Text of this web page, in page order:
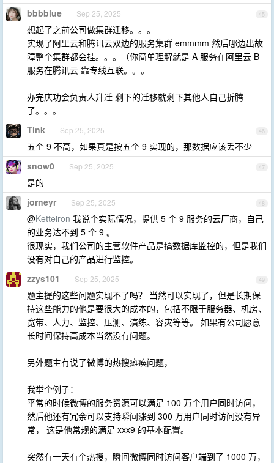
45
bbbblue Sep 25, 2025
想起了之前公司做集群迁移。。。
实现了阿里云和腾讯云双边的服务集群 emmmm 然后哪边出故
障整个集群都会挂。。。（你简单理解就是 A 服务在阿里云 B
服务在腾讯云 靠专线互联。。。
办完庆功会负责人升迁 剩下的迁移就剩下其他人自己折腾
了。。。
46
Tink Sep 25, 2025
五个 9 不高，如果真是按五个 9 实现的，那数据应该丢不少
47
snow0 Sep 25, 2025
是的
48
jorneyr Sep 25, 2025
@Ketteiron 我说个实际情况，提供 5 个 9 服务的云厂商，自己
的业务达不到 5 个 9 。
很现实，我们公司的主营软件产品是搞数据库监控的，但是我们
没有对自己的产品进行监控。
49
zzys101 Sep 25, 2025
题主提的这些问题实现不了吗？ 当然可以实现了，但是长期保
持这些能力的他是要很大的成本的，包括不限于服务器、机房、
宽带、人力、监控、压测、演练、容灾等等。 如果有公司愿意
长时间保持高成本当然没有问题。
另外题主有说了微博的热搜瘫痪问题，
我举个例子：
平常的时候微博的服务资源可以满足 100 万个用户同时访问，
然后他还有冗余可以支持瞬间涨到 300 万用户同时访问没有异
常， 这是他常规的满足 xxx9 的基本配置。
突然有一天有个热搜，瞬间微博同时访问客户端到了 1000 万，